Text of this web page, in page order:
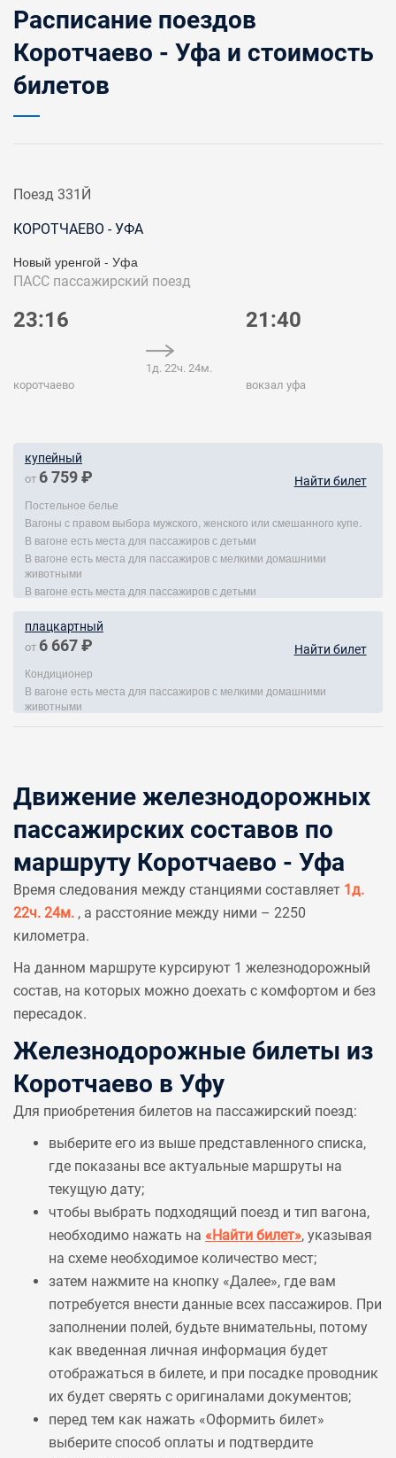
Расписание поездов
Коротчаево - Уфа и стоимость
билетов
Поезд 331Й
КОРОТЧАЕВО - УФА
Новый уренгой - Уфа
ПАСС пассажирский поезд
23:16
коротчаево
1д. 22ч. 24м.
21:40
вокзал уфа
купейный
от 6 759 ₽ Найти билет
Постельное белье
Вагоны с правом выбора мужского, женского или смешанного купе.
В вагоне есть места для пассажиров с детьми
В вагоне есть места для пассажиров с мелкими домашними
животными
В вагоне есть места для пассажиров с детьми
плацкартный
от 6 667 ₽ Найти билет
Кондиционер
В вагоне есть места для пассажиров с мелкими домашними
животными
Движение железнодорожных
пассажирских составов по
маршруту Коротчаево - Уфа
Время следования между станциями составляет 1д.
22ч. 24м. , а расстояние между ними – 2250
километра.
На данном маршруте курсируют 1 железнодорожный
состав, на которых можно доехать с комфортом и без
пересадок.
Железнодорожные билеты из
Коротчаево в Уфу
Для приобретения билетов на пассажирский поезд:
выберите его из выше представленного списка,
где показаны все актуальные маршруты на
текущую дату;
чтобы выбрать подходящий поезд и тип вагона,
необходимо нажать на «Найти билет», указывая
на схеме необходимое количество мест;
затем нажмите на кнопку «Далее», где вам
потребуется внести данные всех пассажиров. При
заполнении полей, будьте внимательны, потому
как введенная личная информация будет
отображаться в билете, и при посадке проводник
их будет сверять с оригиналами документов;
перед тем как нажать «Оформить билет»
выберите способ оплаты и подтвердите